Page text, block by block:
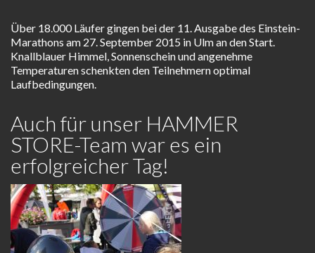
Über 18.000 Läufer gingen bei der 11. Ausgabe des Einstein-
Marathons am 27. September 2015 in Ulm an den Start.
Knallblauer Himmel, Sonnenschein und angenehme
Temperaturen schenkten den Teilnehmern optimal
Laufbedingungen.
Auch für unser HAMMER
STORE-Team war es ein
erfolgreicher Tag!